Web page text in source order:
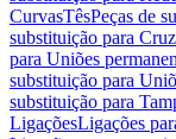
CurvasTêsPeças de
substituição para
para Uniões
substituição para
substituição para
LigaçõesLigações